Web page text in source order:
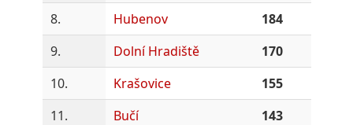
8.
Hubenov
184
9.
Dolní Hradiště
170
10.
Krašovice
155
11.
Bučí
143